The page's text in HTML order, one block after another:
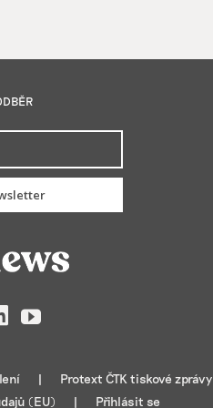
LinkedIn
YouTube
Protext ČTK tiskové zprávy
(EU)
Přihlásit se